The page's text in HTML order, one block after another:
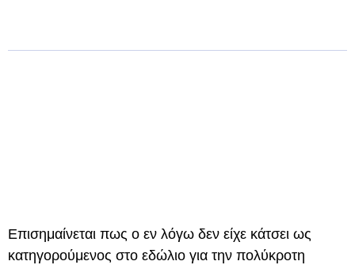
Επισημαίνεται πως ο εν λόγω δεν είχε κάτσει ως
κατηγορούμενος στο εδώλιο για την πολύκροτη